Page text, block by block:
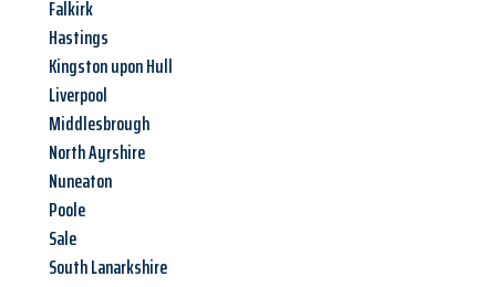
Falkirk
Hastings
Kingston upon Hull
Liverpool
Middlesbrough
North Ayrshire
Nuneaton
Poole
Sale
South Lanarkshire